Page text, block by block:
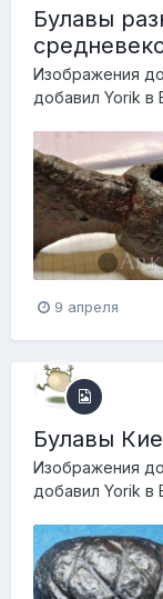
Булавы
Изображения
добавил Yorik в
9 апреля
Булавы
Изображения
добавил Yorik в